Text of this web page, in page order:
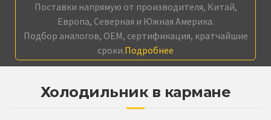
Поставки напрямую от производителя, Китай,
Европа, Северная и Южная Америка.
Подбор аналогов, OEM, сертификация, кратчайшие
сроки.Подробнее
Холодильник в кармане